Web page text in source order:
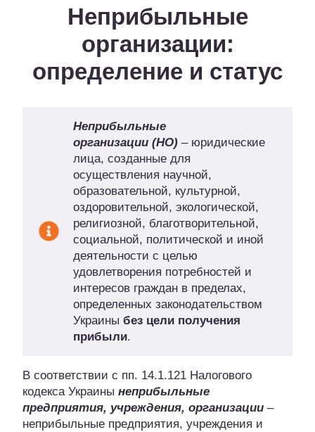
Неприбыльные
организации:
определение и статус
Неприбыльные
организации (НО)– юридические
лица, созданные для
осуществления научной,
образовательной, культурной,
оздоровительной, экологической,
религиозной, благотворительной,
социальной, политической и иной
деятельности с целью
удовлетворения потребностей и
интересов граждан в пределах,
определенных законодательством
Украины без цели получения
прибыли.
В соответствии с пп. 14.1.121 Налогового
кодекса Украины неприбыльные
предприятия, учреждения, организации –
неприбыльные предприятия, учреждения и